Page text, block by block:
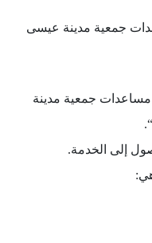
جمعية مدينة عيسى
جمعية مدينة
“.
إلى الخدمة.